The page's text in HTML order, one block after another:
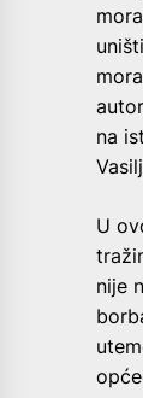
na
U
nije